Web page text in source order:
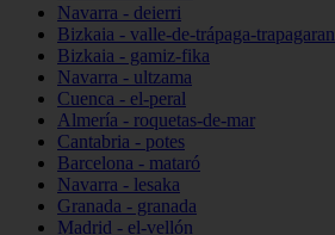
Navarra - deierri
Bizkaia - valle-de-trápaga-trapagaran
Bizkaia - gamiz-fika
Navarra - ultzama
Cuenca - el-peral
Almería - roquetas-de-mar
Cantabria - potes
Barcelona - mataró
Navarra - lesaka
Granada - granada
Madrid - el-vellón